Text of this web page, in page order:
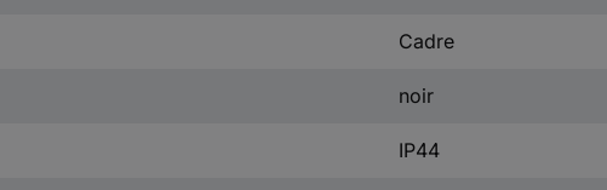
Cadre
noir
IP44